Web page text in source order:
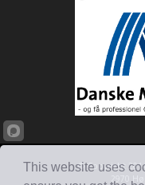
© Copyright
2970
This website uses